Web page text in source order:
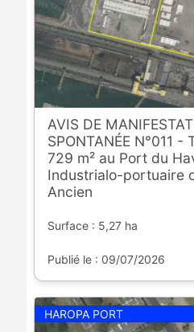
AVIS DE
SPONTANÉE N°011
729 m² au Port du
Industrialo-portuaire
Ancien
Surface : 5,27 ha
Publié le : 09/07/2026
HAROPA PORT